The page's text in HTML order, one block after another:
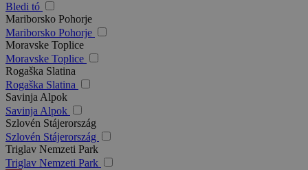
Bledi tó
Mariborsko Pohorje
Mariborsko Pohorje
Moravske Toplice
Moravske Toplice
Rogaška Slatina
Rogaška Slatina
Savinja Alpok
Savinja Alpok
Szlovén Stájerország
Szlovén Stájerország
Triglav Nemzeti Park
Triglav Nemzeti Park